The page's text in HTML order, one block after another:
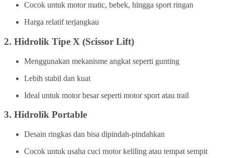
Cocok untuk motor matic, bebek, hingga sport ringan
Harga relatif terjangkau
2. Hidrolik Tipe X (Scissor Lift)
Menggunakan mekanisme angkat seperti gunting
Lebih stabil dan kuat
Ideal untuk motor besar seperti motor sport atau trail
3. Hidrolik Portable
Desain ringkas dan bisa dipindah-pindahkan
Cocok untuk usaha cuci motor keliling atau tempat sempit